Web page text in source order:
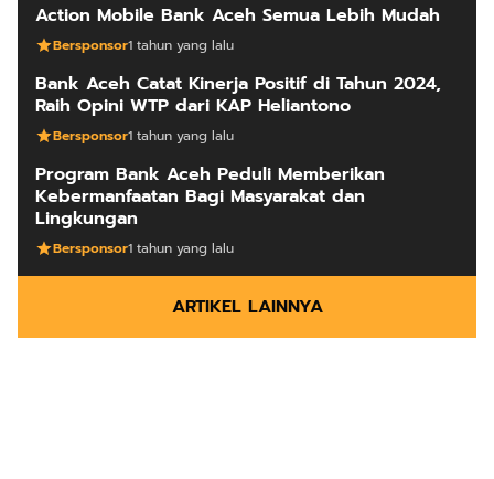
Action Mobile Bank Aceh Semua Lebih Mudah
Bersponsor1 tahun yang lalu
Bank Aceh Catat Kinerja Positif di Tahun 2024,
Raih Opini WTP dari KAP Heliantono
Bersponsor1 tahun yang lalu
Program Bank Aceh Peduli Memberikan
Kebermanfaatan Bagi Masyarakat dan
Lingkungan
Bersponsor1 tahun yang lalu
ARTIKEL LAINNYA